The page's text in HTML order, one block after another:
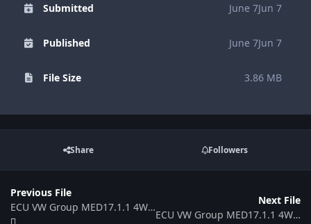
Submitted June 7Jun 7
Published June 7Jun 7
File Size 3.86 MB
Share Followers
Previous File
ECU VW Group MED17.1.1 4W0906560E 079907309 554606
Next File
ECU VW Group MED17.1.1 4W0906560B 079907309 539395